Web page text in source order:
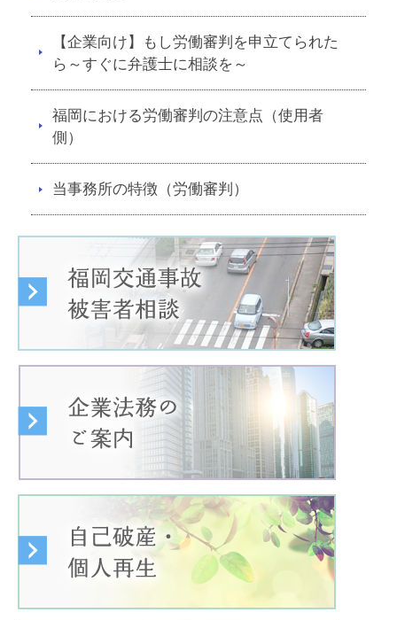
【企業向け】もし労働審判を申立てられた
ら～すぐに弁護士に相談を～
福岡における労働審判の注意点（使用者
側）
当事務所の特徴（労働審判）